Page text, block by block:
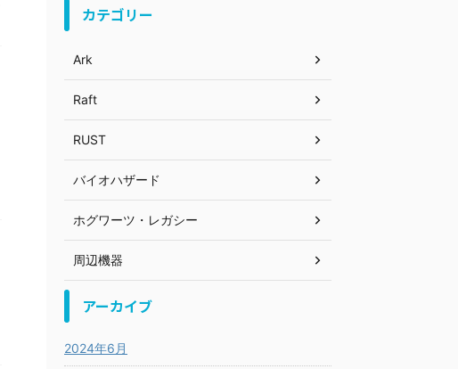
カテゴリー
Ark
Raft
RUST
バイオハザード
ホグワーツ・レガシー
周辺機器
アーカイブ
2024年6月